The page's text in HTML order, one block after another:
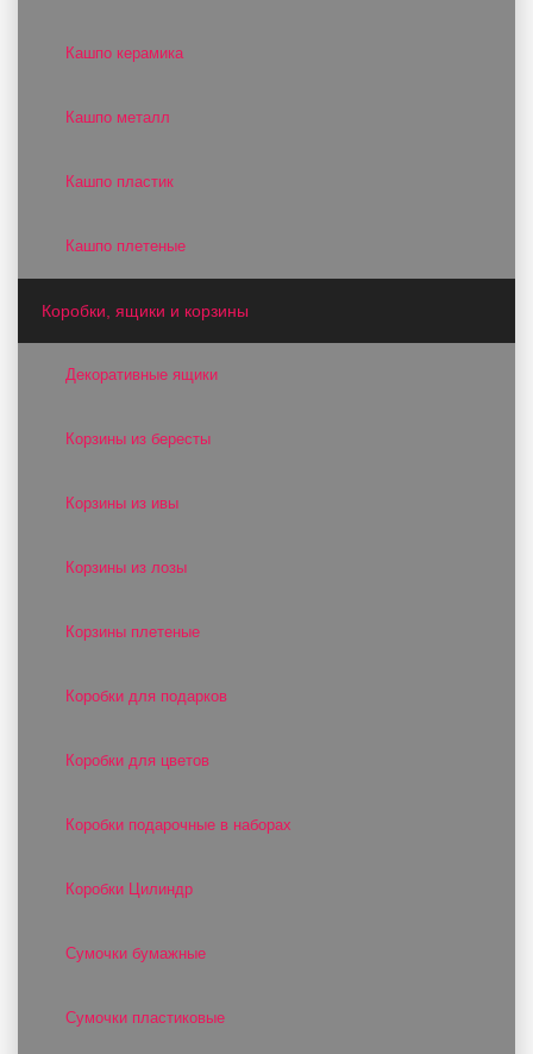
Кашпо керамика
Кашпо металл
Кашпо пластик
Кашпо плетеные
Коробки, ящики и корзины
Декоративные ящики
Корзины из бересты
Корзины из ивы
Корзины из лозы
Корзины плетеные
Коробки для подарков
Коробки для цветов
Коробки подарочные в наборах
Коробки Цилиндр
Сумочки бумажные
Сумочки пластиковые